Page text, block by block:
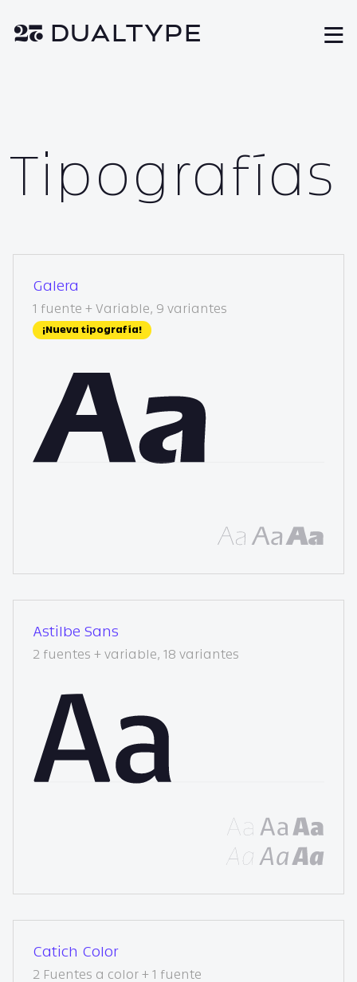
❦ DUALTYPE M
Tipografías
Galera
1 fuente + Variable, 9 variantes
¡Nueva tipografía!
Astilbe Sans
2 fuentes + variable, 18 variantes
Catich Color
2 Fuentes a color + 1 fuente